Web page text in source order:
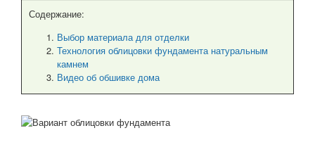
Содержание:
Выбор материала для отделки
Технология облицовки фундамента натуральным
камнем
Видео об обшивке дома